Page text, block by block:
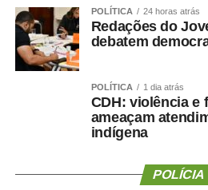
POLÍTICA 24 horas atrás
Redações do
debatem
POLÍTICA 1 dia atrás
CDH: violência e
ameaçam
indígena
POLÍCIA